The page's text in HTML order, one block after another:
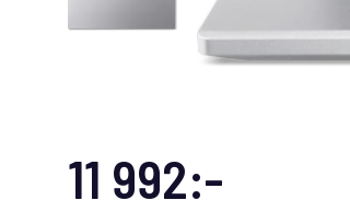
11 992:-